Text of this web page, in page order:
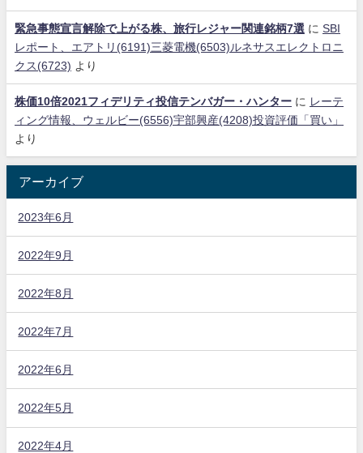
緊急事態宣言解除で上がる株、旅行レジャー関連銘柄7選 に SBI
レポート、エアトリ(6191)三菱電機(6503)ルネサスエレクトロニ
クス(6723) より
株価10倍2021フィデリティ投信テンバガー・ハンター に レーテ
ィング情報、ウェルビー(6556)宇部興産(4208)投資評価「買い」
より
アーカイブ
2023年6月
2022年9月
2022年8月
2022年7月
2022年6月
2022年5月
2022年4月